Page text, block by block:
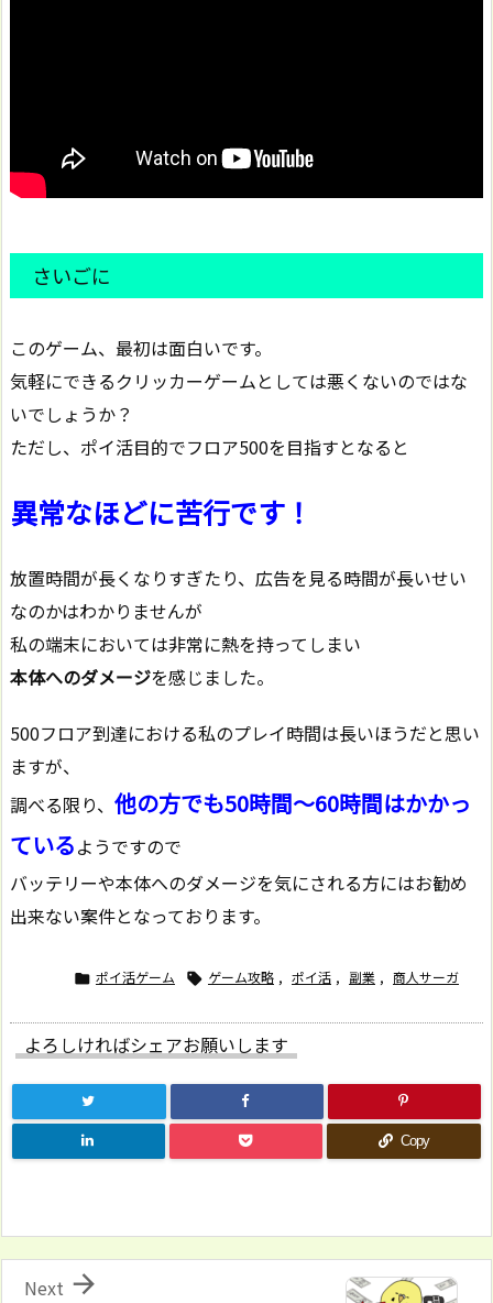
さいごに
このゲーム、最初は面白いです。
気軽にできるクリッカーゲームとしては悪くないのではな
いでしょうか？
ただし、ポイ活目的でフロア500を目指すとなると
異常なほどに苦行です！
放置時間が長くなりすぎたり、広告を見る時間が長いせい
なのかはわかりませんが
私の端末においては非常に熱を持ってしまい
本体へのダメージを感じました。
500フロア到達における私のプレイ時間は長いほうだと思い
ますが、
調べる限り、 他の方でも50時間～60時間はかかっ
ているようですので
バッテリーや本体へのダメージを気にされる方にはお勧め
出来ない案件となっております。
 ポイ活ゲーム  ゲーム攻略 , ポイ活 , 副業 , 商人サーガ
よろしければシェアお願いします
Copy

Next